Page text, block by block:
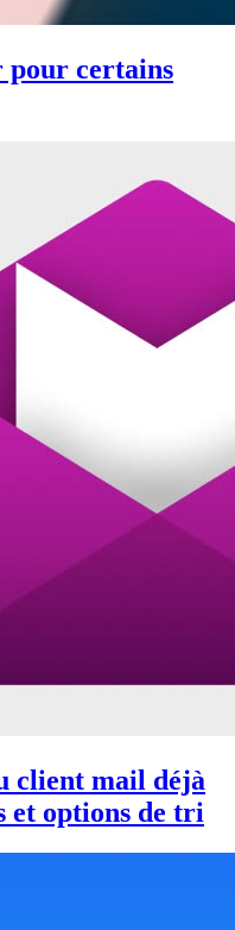
pour certains
client mail déjà
et options de tri